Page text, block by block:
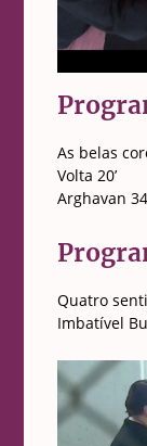
As belas
Volta 20’
Arghavan
Quatro
Imbatível